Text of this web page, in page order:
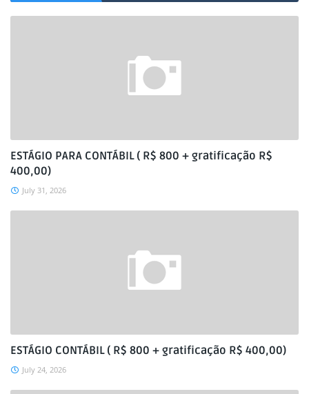
ESTÁGIO PARA CONTÁBIL ( R$ 800 + gratificação R$
400,00)
July 31, 2026
ESTÁGIO CONTÁBIL ( R$ 800 + gratificação R$ 400,00)
July 24, 2026